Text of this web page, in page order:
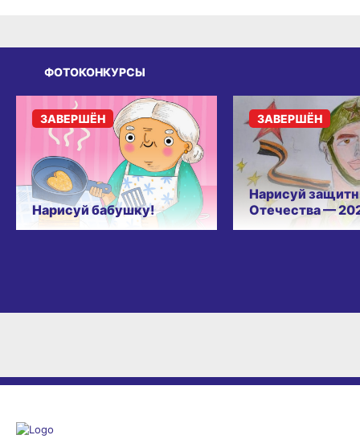
ФОТОКОНКУРСЫ
Нарисуй бабушку!
ЗАВЕРШЁН
Нарисуй
Отечества —
ЗАВЕРШЁН